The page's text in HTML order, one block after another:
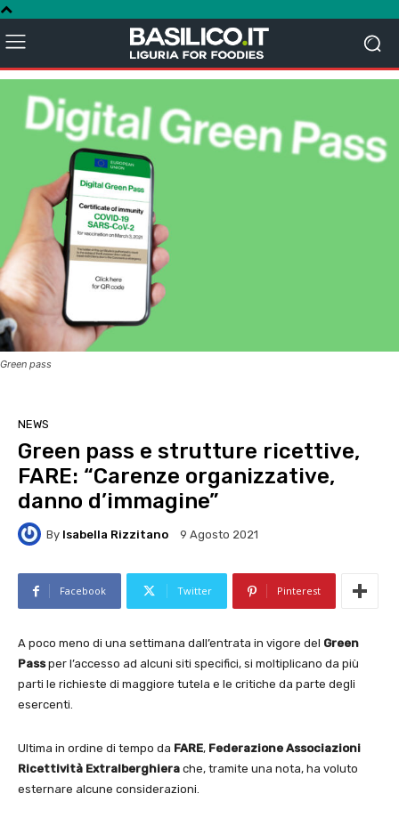
Green pass
NEWS
Green pass e strutture ricettive,
FARE: “Carenze organizzative,
danno d’immagine”
By Isabella Rizzitano 9 Agosto 2021
Facebook Twitter Pinterest
A poco meno di una settimana dall’entrata in vigore del Green
Passper l’accesso ad alcuni siti specifici, si moltiplicano da più
parti le richieste di maggiore tutela e le critiche da parte degli
esercenti.
Ultima in ordine di tempo da FARE, Federazione Associazioni
Ricettività Extralberghiera che, tramite una nota, ha voluto
esternare alcune considerazioni.